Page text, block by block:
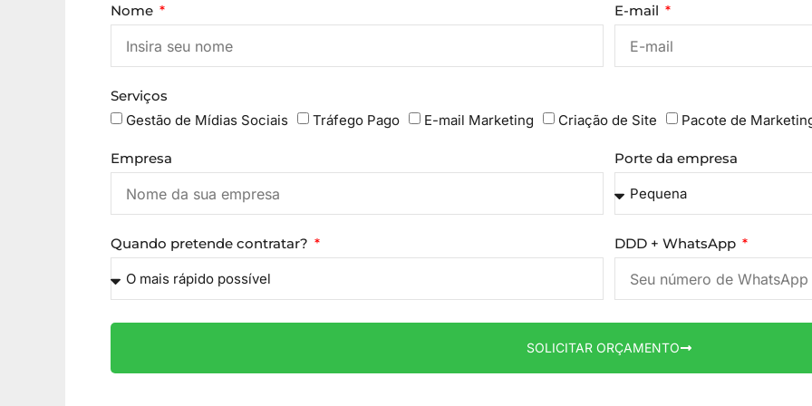
Nome E-mail
Serviços
Gestão de Mídias Sociais
Tráfego Pago E-mail Marketing Criação de Site Pacote de
Empresa Porte da empresa
Quando pretende contratar? DDD + WhatsApp
SOLICITAR ORÇAMENTO